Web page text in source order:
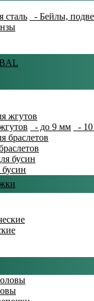
сталь
- Бейлы,
- до 9 мм -